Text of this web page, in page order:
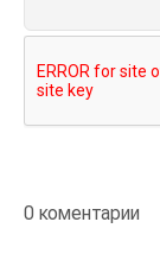
0 коментарии